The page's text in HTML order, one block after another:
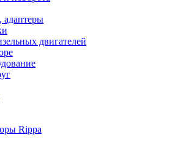
двигателей
Rippa